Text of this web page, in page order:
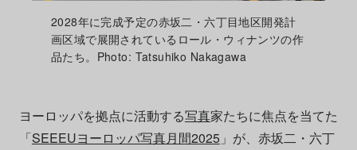
2028年に完成予定の赤坂二・六丁目地区開発計
画区域で展開されているロール・ウィナンツの作
品たち。Photo: Tatsuhiko Nakagawa
ヨーロッパを拠点に活動する写真家たちに焦点を当てた
「SEEEUヨーロッパ写真月間2025」が、赤坂二・六丁